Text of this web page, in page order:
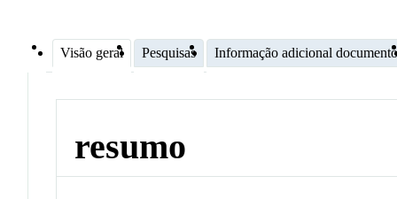
Visão geral Pesquisas Informação adicional documento
resumo